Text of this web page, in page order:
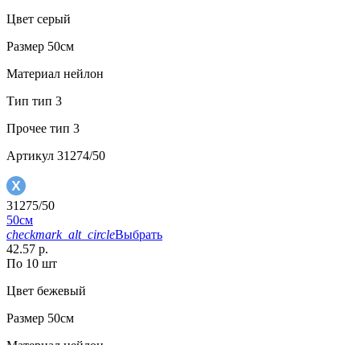
Цвет серый
Размер 50см
Материал нейлон
Тип тип 3
Прочее тип 3
Артикул 31274/50
31275/50
50см
checkmark_alt_circleВыбрать
42.57 р.
По 10 шт
Цвет бежевый
Размер 50см